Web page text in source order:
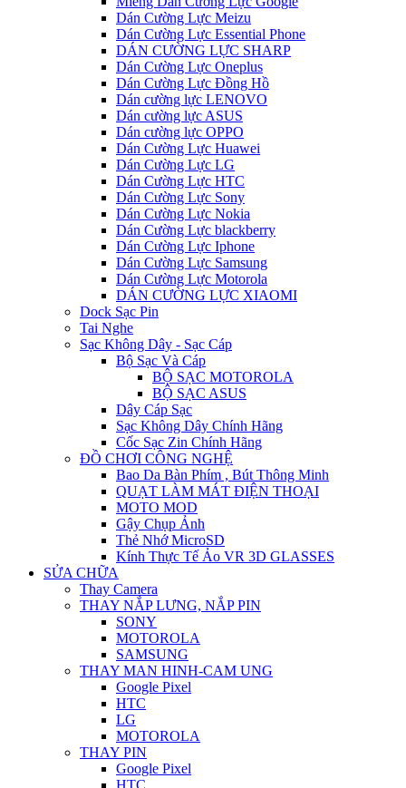
Dán Cường Lực Meizu
Dán Cường Lực Essential Phone
DÁN CƯỜNG LỰC SHARP
Dán Cường Lực Oneplus
Dán Cường Lực Đồng Hồ
Dán cường lực LENOVO
Dán cường lực ASUS
Dán cường lực OPPO
Dán Cường Lực Huawei
Dán Cường Lực LG
Dán Cường Lực HTC
Dán Cường Lực Sony
Dán Cường Lực Nokia
Dán Cường Lực blackberry
Dán Cường Lực Iphone
Dán Cường Lực Samsung
Dán Cường Lực Motorola
DÁN CƯỜNG LỰC XIAOMI
Dock Sạc Pin
Tai Nghe
Sạc Không Dây - Sạc Cáp
Bộ Sạc Và Cáp
BỘ SẠC MOTOROLA
BỘ SẠC ASUS
Dây Cáp Sạc
Sạc Không Dây Chính Hãng
Cốc Sạc Zin Chính Hãng
ĐỒ CHƠI CÔNG NGHỆ
Bao Da Bàn Phím , Bút Thông Minh
QUẠT LÀM MÁT ĐIỆN THOẠI
MOTO MOD
Gậy Chụp Ảnh
Thẻ Nhớ MicroSD
Kính Thực Tế Ảo VR 3D GLASSES
SỬA CHỮA
Thay Camera
THAY NẮP LƯNG, NẮP PIN
SONY
MOTOROLA
SAMSUNG
THAY MAN HINH-CAM UNG
Google Pixel
HTC
LG
MOTOROLA
THAY PIN
Google Pixel
HTC